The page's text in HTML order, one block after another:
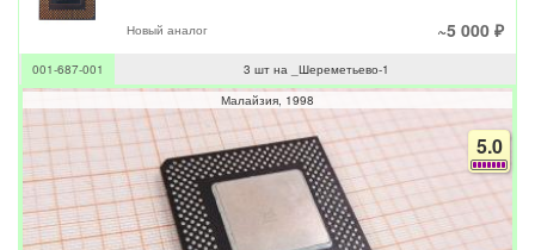
Новый аналог ~5 000 ₽
001-687-001
3 шт на _Шереметьево-1
Малайзия 1998
5.0